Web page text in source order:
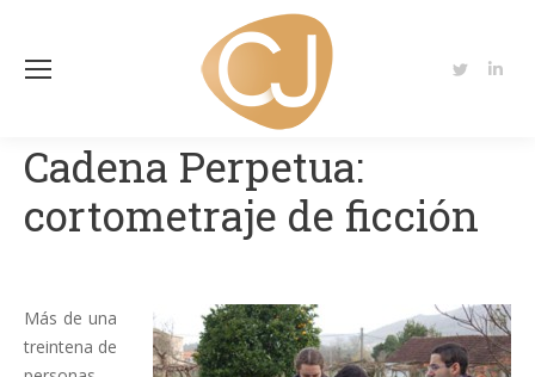
Twitter
new
window
Cadena Perpetua:
cortometraje de ficción
Más de una
treintena de